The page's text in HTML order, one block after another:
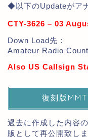
◆以下のUpdateがア
CTY-3626 – 03
Down Load先：
Amateur Radio
Also US Callsign
復刻版
過去に作成した内容
版として再公開致しま